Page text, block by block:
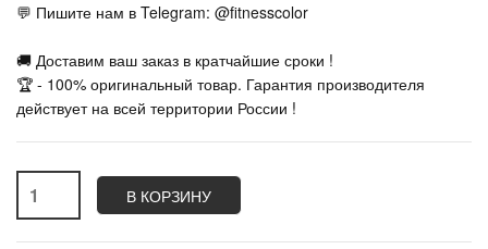
💬 Пишите нам в Telegram: @fitnesscolor
🚚 Доставим ваш заказ в кратчайшие сроки !
🏆 - 100% оригинальный товар. Гарантия производителя
действует на всей территории России !
В КОРЗИНУ